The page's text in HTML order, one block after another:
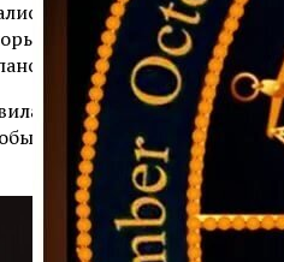
ей не легко. Всё время
закончить все это.
не так уж близко.
к долгожданному
Константин заметил,